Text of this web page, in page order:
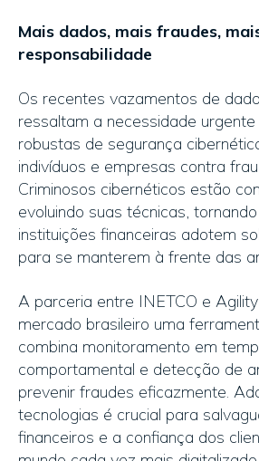
Mais dados, mais fraudes,
responsabilidade
Os recentes vazamentos de
ressaltam a necessidade
robustas de segurança
indivíduos e empresas contra
Criminosos cibernéticos estão
evoluindo suas técnicas,
instituições financeiras adotem
para se manterem à frente das
A parceria entre INETCO e
mercado brasileiro uma
combina monitoramento em
comportamental e detecção de
prevenir fraudes eficazmente.
tecnologias é crucial para
financeiros e a confiança dos